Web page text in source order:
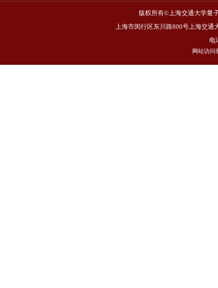
版权所有©上海交通大学量
上海市闵行区东川路800号上海交通
电
网站访问